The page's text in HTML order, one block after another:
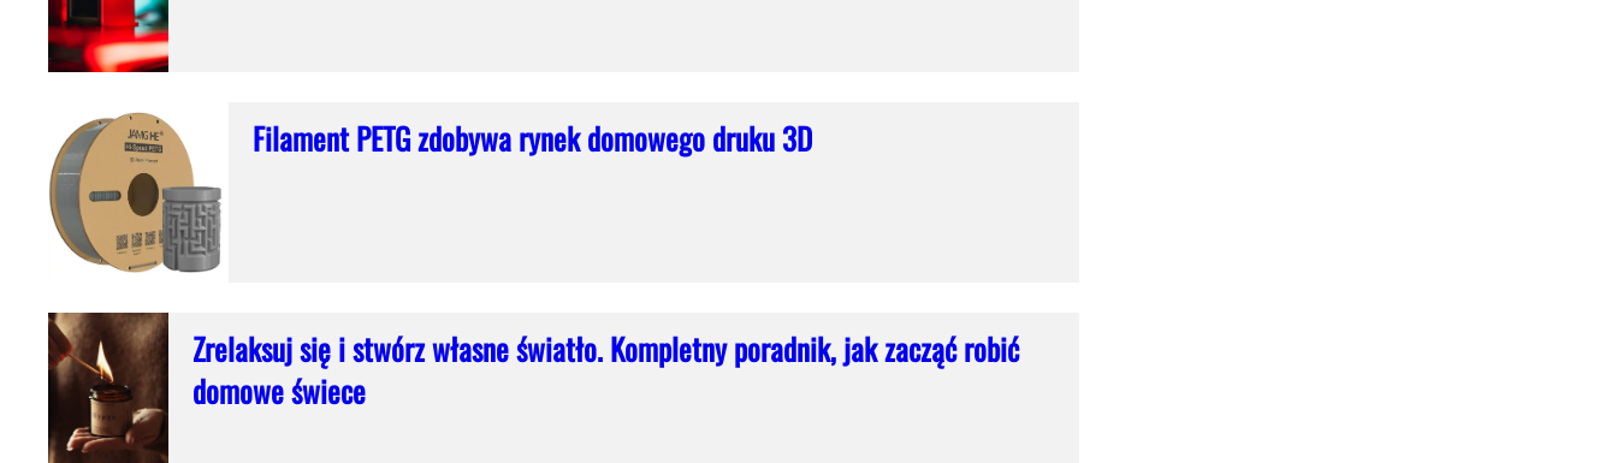
Filament PETG zdobywa rynek domowego druku 3D
Zrelaksuj się i stwórz własne światło. Kompletny poradnik, jak zacząć robić
domowe świece